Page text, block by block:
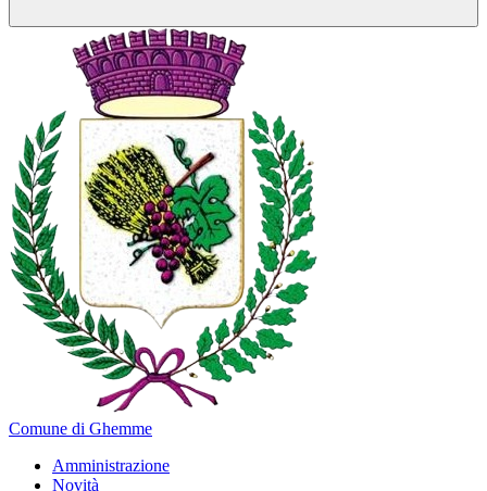
Comune di Ghemme
Amministrazione
Novità